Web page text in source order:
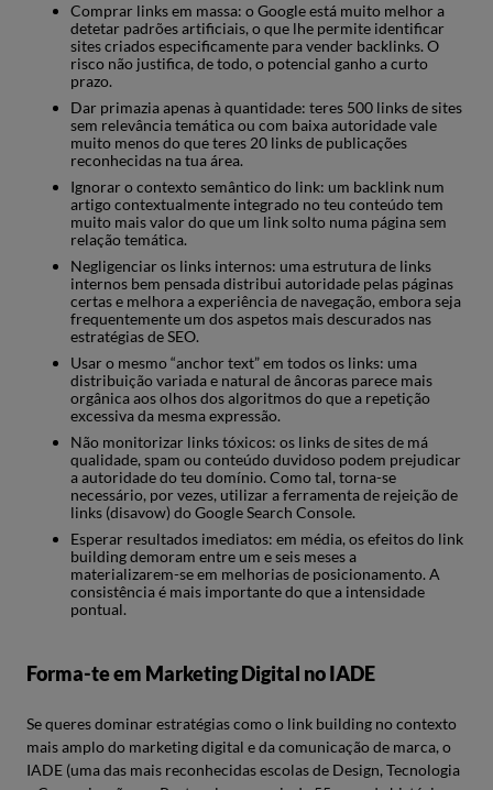
Comprar links em massa: o Google está muito melhor a
detetar padrões artificiais, o que lhe permite identificar
sites criados especificamente para vender backlinks. O
risco não justifica, de todo, o potencial ganho a curto
prazo.
Dar primazia apenas à quantidade: teres 500 links de sites
sem relevância temática ou com baixa autoridade vale
muito menos do que teres 20 links de publicações
reconhecidas na tua área.
Ignorar o contexto semântico do link: um backlink num
artigo contextualmente integrado no teu conteúdo tem
muito mais valor do que um link solto numa página sem
relação temática.
Negligenciar os links internos: uma estrutura de links
internos bem pensada distribui autoridade pelas páginas
certas e melhora a experiência de navegação, embora seja
frequentemente um dos aspetos mais descurados nas
estratégias de SEO.
Usar o mesmo “anchor text” em todos os links: uma
distribuição variada e natural de âncoras parece mais
orgânica aos olhos dos algoritmos do que a repetição
excessiva da mesma expressão.
Não monitorizar links tóxicos: os links de sites de má
qualidade, spam ou conteúdo duvidoso podem prejudicar
a autoridade do teu domínio. Como tal, torna-se
necessário, por vezes, utilizar a ferramenta de rejeição de
links (disavow) do Google Search Console.
Esperar resultados imediatos: em média, os efeitos do link
building demoram entre um e seis meses a
materializarem-se em melhorias de posicionamento. A
consistência é mais importante do que a intensidade
pontual.
Forma-te em Marketing Digital no IADE
Se queres dominar estratégias como o link building no contexto
mais amplo do marketing digital e da comunicação de marca, o
IADE (uma das mais reconhecidas escolas de Design, Tecnologia